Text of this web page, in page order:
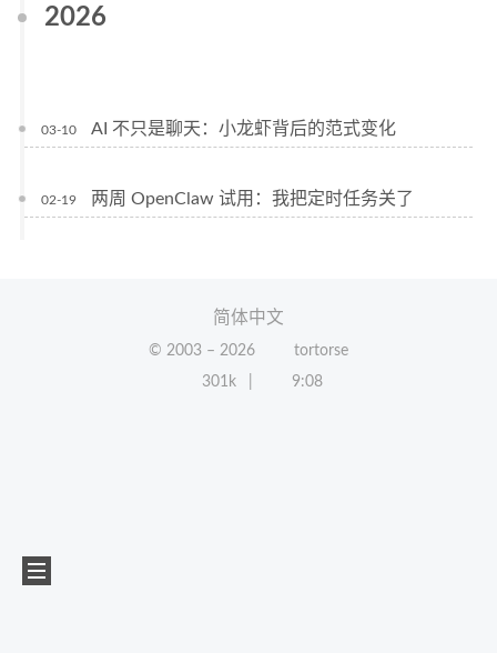
2026
03-10 AI 不只是聊天：小龙虾背后的范式变化
02-19 两周 OpenClaw 试用：我把定时任务关了
简体中文
© 2003 – 2026
tortorse
301k
9:08